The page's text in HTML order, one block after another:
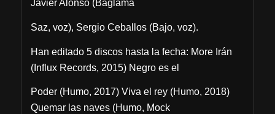
Javier Alonso (Baglama
Saz, voz), Sergio Ceballos (Bajo, voz).
Han editado 5 discos hasta la fecha: More Irán
(Influx Records, 2015) Negro es el
Poder (Humo, 2017) Viva el rey (Humo, 2018)
Quemar las naves (Humo, Mock